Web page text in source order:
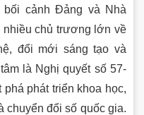
cảnh Đảng và Nhà
nhiều chủ trương lớn về
đổi mới sáng tạo và
là Nghị quyết số 57-
phát triển khoa học,
chuyển đổi số quốc gia.